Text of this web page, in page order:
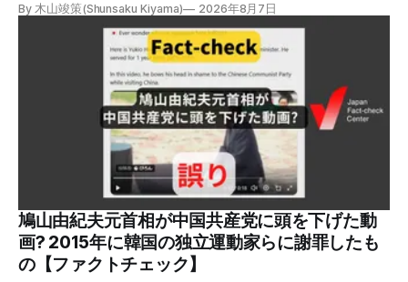
ジェネレーションやガス発電機は設置していないことを確認
している」と発表し、LPガスが原因だった可能性が高いと説
明しています。またイオンは5日、事故原因を調べる事故調
査委員会を設置すると発表しました。 検証対象 拡散した投
ガスを燃料としてガスエンジンやガスタービンで発電し、排
熱を冷暖房などに利用する「ガスコージェネレーション」が
原因だとする投稿が拡散した（例1、例2）。 検証する理由
ソーシャルリスニングツールMeltwaterで調べると、これら
の投稿の表示回数は少なくとも合計194万回を超えている。
爆発の原因をめぐって、さまざまな根拠不明の情報が飛び交
っているため検証する。 検証過程 イオンモール熊本の爆発
2026年7月28日午後16時27分ごろ、熊本県で震度7の地震が
発生した。午後6時ごろ、嘉島町のショッピングセンター
「イ
By 木山竣策(Shunsaku Kiyama) 2026年8月7日
鳩山由紀夫元首相が中国共産党に頭を下げた動
画? 2015年に韓国の独立運動家らに謝罪したも
の【ファクトチェック】